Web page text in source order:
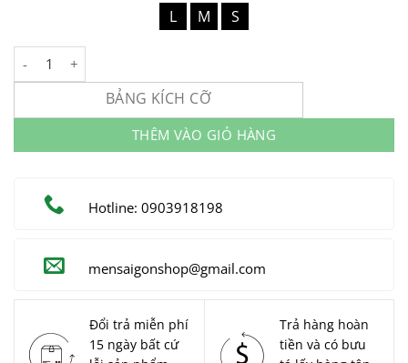
L
M S
Vest Nam Công Sở MEN SAIGON Code: V4953 số lượng
BẢNG KÍCH CỠ
THÊM VÀO GIỎ HÀNG
Hotline: 0903918198
mensaigonshop@gmail.com
Đổi trả miễn phí
15 ngày bất cứ
Trả hàng hoàn
tiền và có bưu